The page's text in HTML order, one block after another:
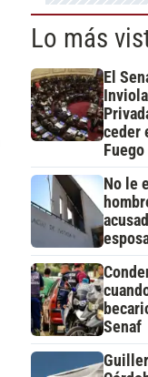
Lo más
El
ceder
Fuego
No le
Senaf